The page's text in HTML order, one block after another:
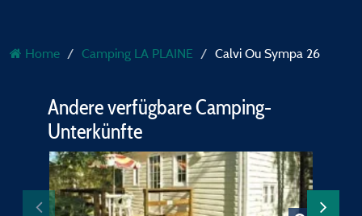
Home Camping LA PLAINE Calvi Ou Sympa 26
Andere verfügbare Camping-
Unterkünfte